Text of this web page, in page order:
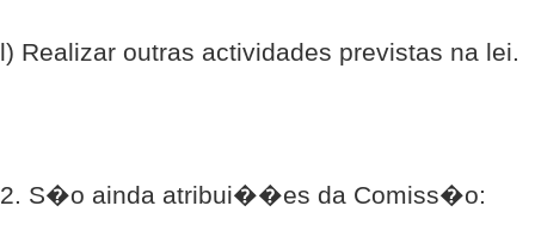
l) Realizar outras actividades previstas na lei.
2. S�o ainda atribui��es da Comiss�o: